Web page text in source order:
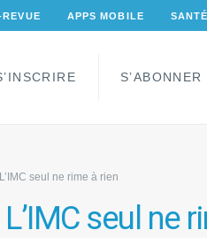
REVUE APPS MOBILE
S’ABONNER
seul ne rime à rien
seul ne